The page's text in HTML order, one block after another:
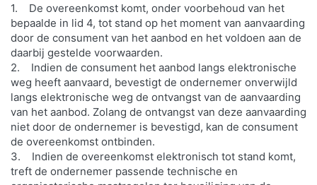
1. De overeenkomst komt, onder voorbehoud van het
bepaalde in lid 4, tot stand op het moment van aanvaarding
door de consument van het aanbod en het voldoen aan de
daarbij gestelde voorwaarden.
2. Indien de consument het aanbod langs elektronische
weg heeft aanvaard, bevestigt de ondernemer onverwijld
langs elektronische weg de ontvangst van de aanvaarding
van het aanbod. Zolang de ontvangst van deze aanvaarding
niet door de ondernemer is bevestigd, kan de consument
de overeenkomst ontbinden.
3. Indien de overeenkomst elektronisch tot stand komt,
treft de ondernemer passende technische en